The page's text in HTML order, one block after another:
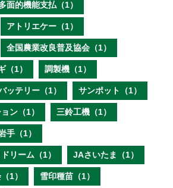
面的機能支払（1）
アトリエケー（1）
全国農業改良普及協会（1）
（1） 調製機（1）
ッテリー（1） サンポット（1）
ン（1） 三鈴工機（1）
手（1）
リーム（1） JAさいたま（1）
1） 雪印種苗（1）